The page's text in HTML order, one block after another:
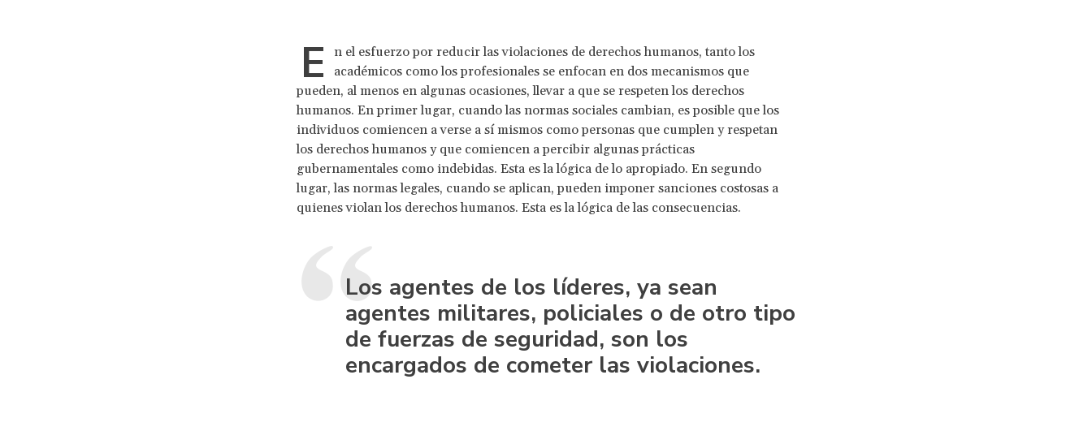
E
n el esfuerzo por reducir las violaciones de derechos humanos, tanto los
académicos como los profesionales se enfocan en dos mecanismos que
pueden, al menos en algunas ocasiones, llevar a que se respeten los derechos
humanos. En primer lugar, cuando las normas sociales cambian, es posible que los
individuos comiencen a verse a sí mismos como personas que cumplen y respetan
los derechos humanos y que comiencen a percibir algunas prácticas
gubernamentales como indebidas. Esta es la lógica de lo apropiado. En segundo
lugar, las normas legales, cuando se aplican, pueden imponer sanciones costosas a
quienes violan los derechos humanos. Esta es la lógica de las consecuencias.
Los agentes de los líderes, ya sean
agentes militares, policiales o de otro tipo
de fuerzas de seguridad, son los
encargados de cometer las violaciones.